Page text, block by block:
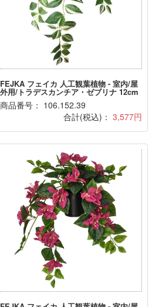
FEJKA フェイカ 人工観葉植物 - 室内/屋
外用/トラデスカンチア・ゼブリナ 12cm
商品番号： 106.152.39
合計(税込)： 3,577円